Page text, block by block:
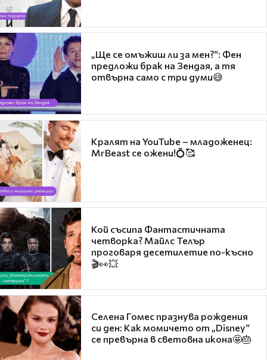
„Ще се омъжиш ли за мен?“: Фен
предложи брак на Зендая, а тя
отвърна само с три думи😅
Кралят на YouTube – младоженец:
MrBeast се ожени!💍🥰
Кой съсипа Фантастичната
четворка? Майлс Телър
проговаря десетилетие по-късно
🎬👀💥
Селена Гомес празнува рождения
си ден: Как момичето от „Disney“
се превърна в световна икона🤩🎂